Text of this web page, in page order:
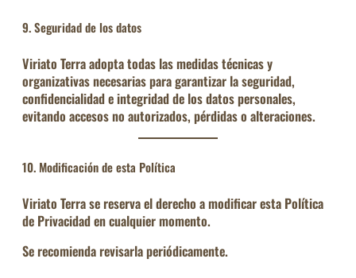
9. Seguridad de los datos
Viriato Terra adopta todas las medidas técnicas y
organizativas necesarias para garantizar la seguridad,
confidencialidad e integridad de los datos personales,
evitando accesos no autorizados, pérdidas o alteraciones.
10. Modificación de esta Política
Viriato Terra se reserva el derecho a modificar esta Política
de Privacidad en cualquier momento.
Se recomienda revisarla periódicamente.